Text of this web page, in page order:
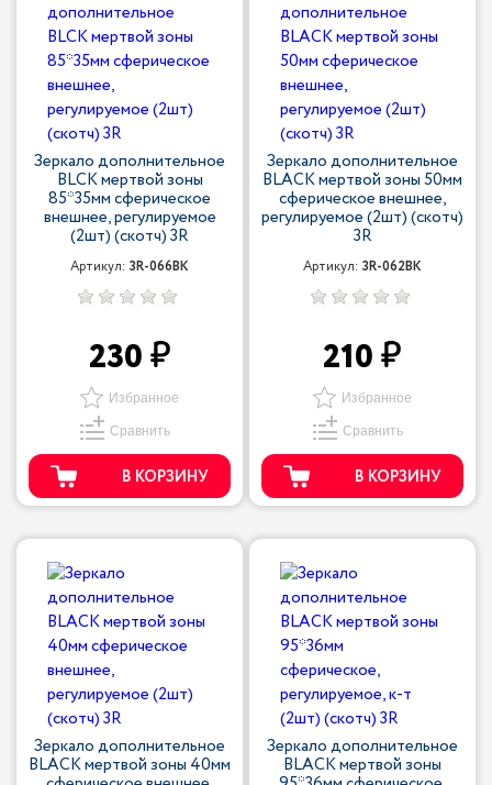
Зеркало дополнительное
BLCK мертвой зоны
85*35мм сферическое
внешнее, регулируемое
(2шт) (скотч) 3R
Артикул: 3R-066BK
230
Избранное
Сравнить
В КОРЗИНУ
Зеркало дополнительное
BLACK мертвой зоны 50мм
сферическое внешнее,
регулируемое (2шт) (скотч)
3R
Артикул: 3R-062BK
210
Избранное
Сравнить
В КОРЗИНУ
Зеркало дополнительное
BLACK мертвой зоны 40мм
Зеркало дополнительное
BLACK мертвой зоны